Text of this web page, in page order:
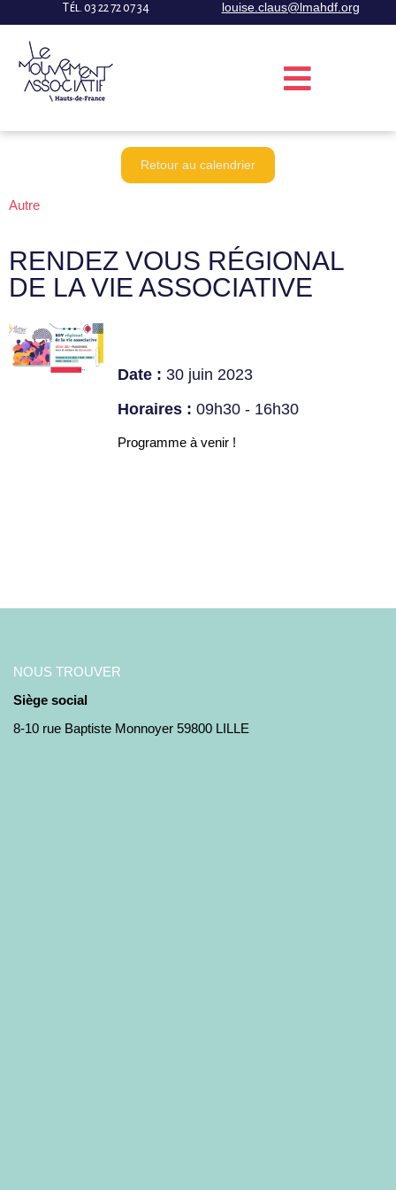
$patternTél. 03 22 72 07 34 louise.claus@lmahdf.org
Retour au calendrier
Autre
RENDEZ VOUS RÉGIONAL
DE LA VIE ASSOCIATIVE
Date : 30 juin 2023
Horaires : 09h30 - 16h30
Programme à venir !
NOUS TROUVER
Siège social
8-10 rue Baptiste Monnoyer 59800 LILLE